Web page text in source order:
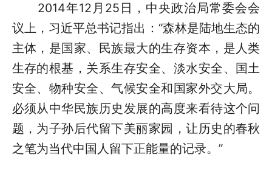
2014年12月25日，中央政治局常委会会
议上，习近平总书记指出：“森林是陆地生态的
主体，是国家、民族最大的生存资本，是人类
生存的根基，关系生存安全、淡水安全、国土
安全、物种安全、气候安全和国家外交大局。
必须从中华民族历史发展的高度来看待这个问
题，为子孙后代留下美丽家园，让历史的春秋
之笔为当代中国人留下正能量的记录。”